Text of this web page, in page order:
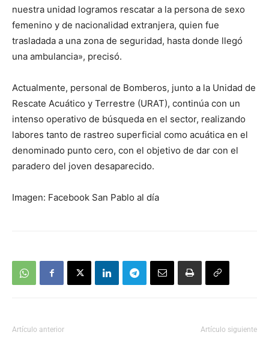
nuestra unidad logramos rescatar a la persona de sexo
femenino y de nacionalidad extranjera, quien fue
trasladada a una zona de seguridad, hasta donde llegó
una ambulancia», precisó.
Actualmente, personal de Bomberos, junto a la Unidad de
Rescate Acuático y Terrestre (URAT), continúa con un
intenso operativo de búsqueda en el sector, realizando
labores tanto de rastreo superficial como acuática en el
denominado punto cero, con el objetivo de dar con el
paradero del joven desaparecido.
Imagen: Facebook San Pablo al día
Artículo anterior Artículo siguiente